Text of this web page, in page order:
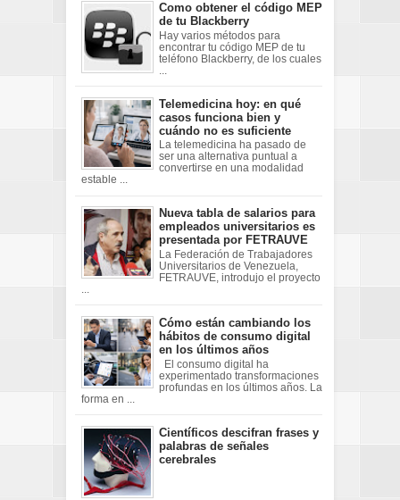
Como obtener el código MEP
de tu Blackberry
Hay varios métodos para
encontrar tu código MEP de tu
teléfono Blackberry, de los cuales
Telemedicina hoy: en qué
casos funciona bien y
cuándo no es suficiente
La telemedicina ha pasado de
ser una alternativa puntual a
convertirse en una modalidad
estable ...
Nueva tabla de salarios para
empleados universitarios es
presentada por FETRAUVE
La Federación de Trabajadores
Universitarios de Venezuela,
FETRAUVE, introdujo el proyecto
Cómo están cambiando los
hábitos de consumo digital
en los últimos años
El consumo digital ha
experimentado transformaciones
profundas en los últimos años. La
forma en ...
Científicos descifran frases y
palabras de señales
cerebrales